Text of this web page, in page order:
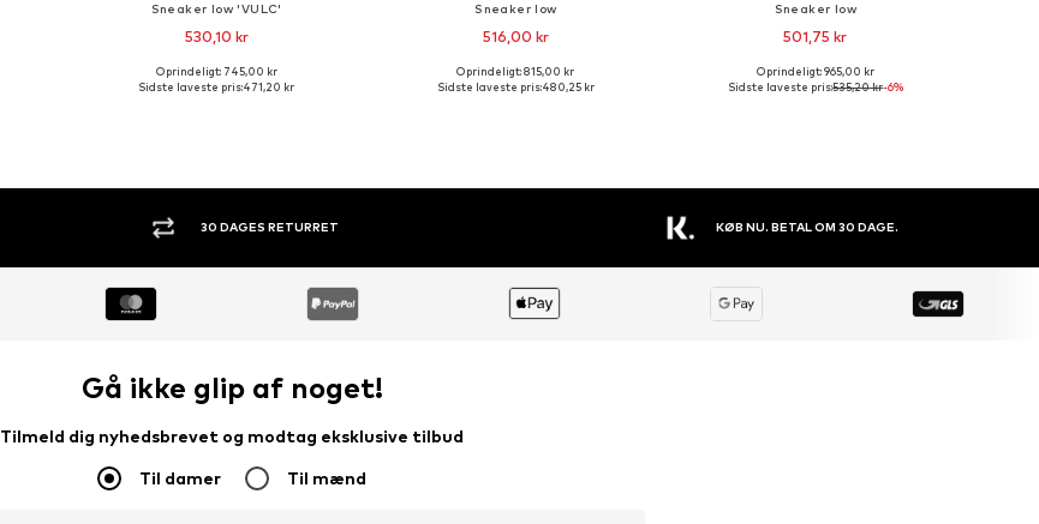
Sneaker low 'VULC'
530,10 kr
Oprindeligt: 745,00 kr
Sidste laveste pris:471,20 kr
Sneaker low
516,00 kr
Tilgængelige størrelser: 40
Oprindeligt: 815,00 kr
Sidste laveste pris:480,25 kr
Sneaker low
501,75 kr
Tilgængelige størrelser: 41
Oprindeligt: 965,00 kr
Sidste laveste pris:535,20 kr-6%
KØB NU. BETAL OM 30 DAGE. STORT UDVALG
Gå ikke glip af noget!
Tilmeld dig nyhedsbrevet og modtag eksklusive tilbud
Til damer Til mænd